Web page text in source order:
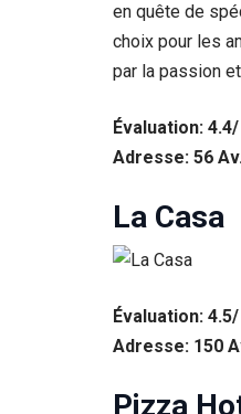
en quête de
choix pour les
par la passion
Évaluation:
Adresse: 56
La Casa
Évaluation:
Adresse: 150
Pizza
améliorer la
et la structure
en fonction
Afin que notre
de votre visite.